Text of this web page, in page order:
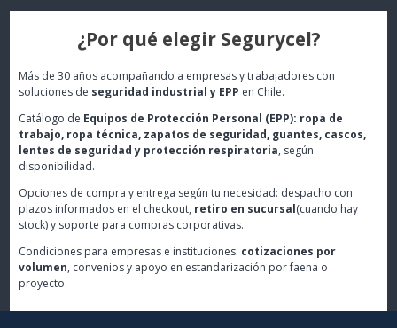
¿Por qué elegir Segurycel?
Más de 30 años acompañando a empresas y trabajadores con
soluciones de seguridad industrial y EPP en Chile.
Catálogo de Equipos de Protección Personal (EPP): ropa de
trabajo, ropa técnica, zapatos de seguridad, guantes, cascos,
lentes de seguridad y protección respiratoria, según
disponibilidad.
Opciones de compra y entrega según tu necesidad: despacho con
plazos informados en el checkout, retiro en sucursal(cuando hay
stock) y soporte para compras corporativas.
Condiciones para empresas e instituciones: cotizaciones por
volumen, convenios y apoyo en estandarización por faena o
proyecto.